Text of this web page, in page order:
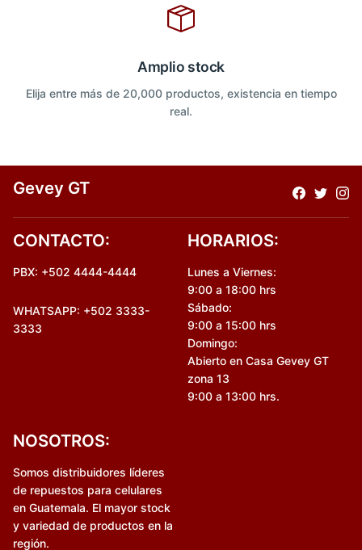
Amplio stock
Elija entre más de 20,000 productos, existencia en tiempo
real.
Gevey GT
CONTACTO:
PBX: +502 4444-4444
WHATSAPP: +502 3333-
3333
HORARIOS:
Lunes a Viernes:
9:00 a 18:00 hrs
Sábado:
9:00 a 15:00 hrs
Domingo:
Abierto en Casa Gevey GT
zona 13
9:00 a 13:00 hrs.
NOSOTROS:
Somos distribuidores líderes
de repuestos para celulares
en Guatemala. El mayor stock
y variedad de productos en la
región.